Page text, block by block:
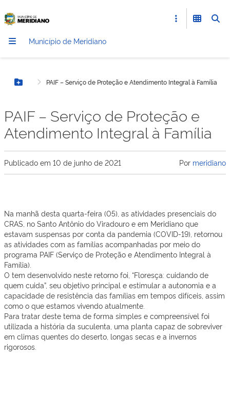
Município de Meridiano
Botão MenuPAIF – Serviço de Proteção e Atendimento Integral à Família
PAIF – Serviço de Proteção e
Atendimento Integral à Família
Publicado em 10 de junho de 2021 Por meridiano
Na manhã desta quarta-feira (05), as atividades presenciais do
CRAS, no Santo Antônio do Viradouro e em Meridiano que
estavam suspensas por conta da pandemia (COVID-19), retornou
as atividades com as famílias acompanhadas por meio do
programa PAIF (Serviço de Proteção e Atendimento Integral à
Família).
O tem desenvolvido neste retorno foi, “Floresça: cuidando de
quem cuida”, seu objetivo principal e estimular a autonomia e a
capacidade de resistência das famílias em tempos difíceis, assim
como o que estamos vivendo atualmente.
Para tratar deste tema de forma simples e compreensível foi
utilizada a história da suculenta, uma planta capaz de sobreviver
em climas quentes do deserto, longas secas e a invernos
rigorosos.